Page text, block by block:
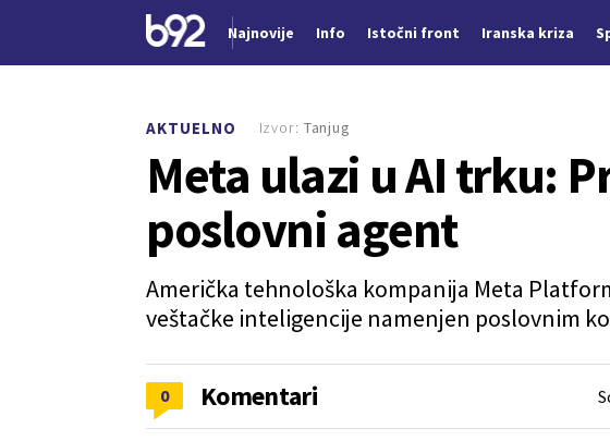
Najnovije Info Istočni front Iranska kriza
AKTUELNO
Meta ulazi u AI trku:
poslovni agent
Američka tehnološka kompanija Meta
veštačke inteligencije namenjen poslovnim
Izvor: Tanjug
0 Komentari